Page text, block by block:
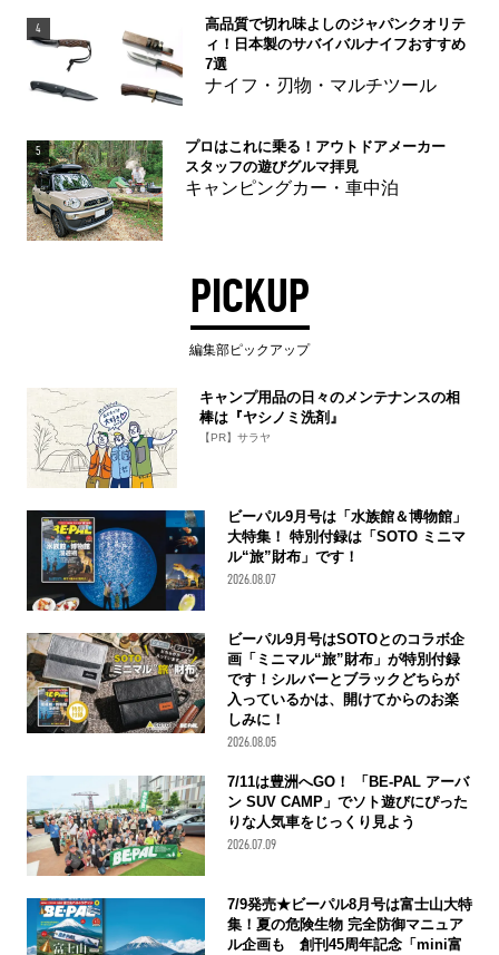
4
高品質で切れ味よしのジャパンクオリテ
ィ！日本製のサバイバルナイフおすすめ
7選
ナイフ・刃物・マルチツール
5
プロはこれに乗る！アウトドアメーカー
スタッフの遊びグルマ拝見
キャンピングカー・車中泊
PICKUP
編集部ピックアップ
キャンプ用品の日々のメンテナンスの相
棒は『ヤシノミ洗剤』
【PR】サラヤ
ビーパル9月号は「水族館＆博物館」
大特集！ 特別付録は「SOTO ミニマ
ル“旅”財布」です！
2026.08.07
ビーパル9月号はSOTOとのコラボ企
画「ミニマル“旅”財布」が特別付録
です！シルバーとブラックどちらが
入っているかは、開けてからのお楽
しみに！
2026.08.05
7/11は豊洲へGO！ 「BE-PAL アーバ
ン SUV CAMP」でソト遊びにぴった
りな人気車をじっくり見よう
2026.07.09
7/9発売★ビーパル8月号は富士山大特
集！夏の危険生物 完全防御マニュア
ル企画も 創刊45周年記念「mini富